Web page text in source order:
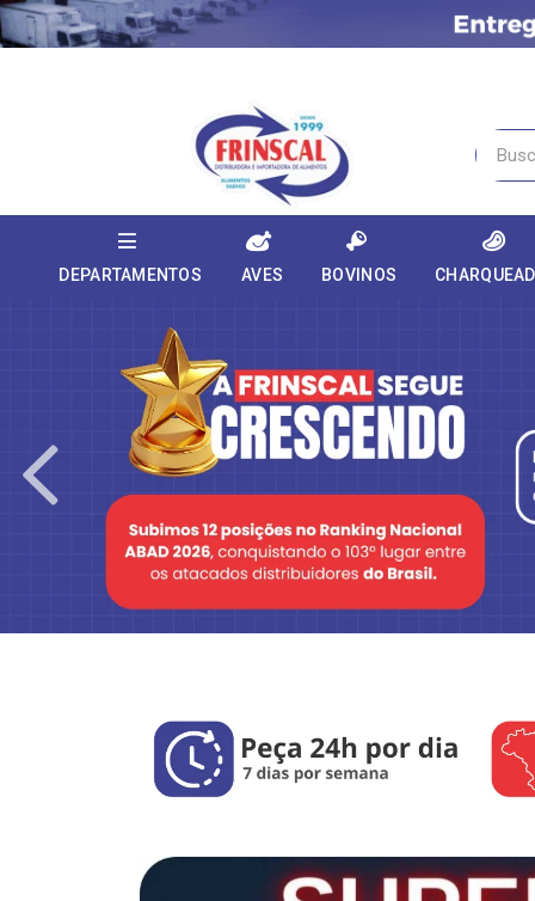
DEPARTAMENTOS AVES BOVINOS